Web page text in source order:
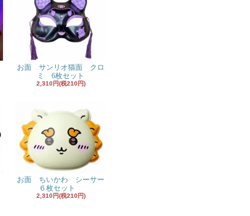
お面 サンリオ猫面 クロ
ミ 6枚セット
2,310円(税210円)
お面 ちいかわ シーサー
６枚セット
2,310円(税210円)